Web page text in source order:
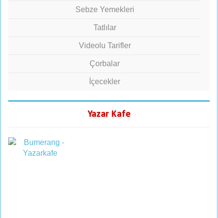
Sebze Yemekleri
Tatlılar
Videolu Tarifler
Çorbalar
İçecekler
Yazar Kafe